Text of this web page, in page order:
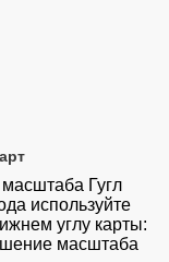
Гугл
используйте
углу карты:
масштаба